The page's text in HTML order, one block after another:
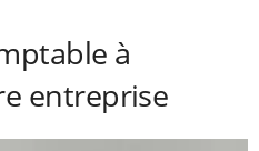
à
entreprise